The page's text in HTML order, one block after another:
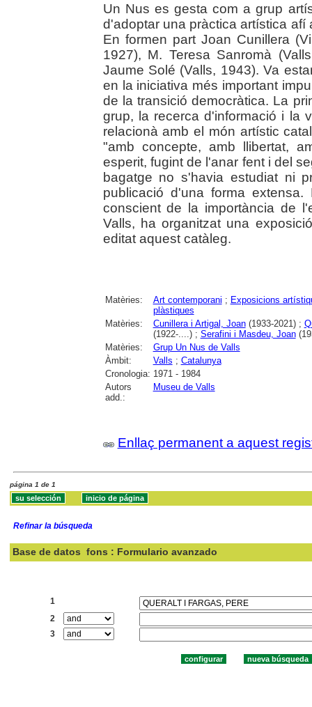
Un Nus es gesta com a grup
d'adoptar una pràctica artística
En formen part Joan Cunillera
1927), M. Teresa Sanromà
Jaume Solé (Valls, 1943). Va
en la iniciativa més important
de la transició democràtica. La
grup, la recerca d'informació i la
relacionà amb el món artístic
"amb concepte, amb llibertat,
esperit, fugint de l'anar fent i del
bagatge no s'havia estudiat ni
publicació d'una forma
conscient de la importància de
Valls, ha organitzat una
editat aquest catàleg.
Matèries: Art contemporani ; Exposicions
plàstiques
Matèries:
Cunillera i Artigal, Joan(1933-2021) ;
(1922-....) ; Serafini i Masdeu, Joan
Matèries:
Grup Un Nus de Valls
Àmbit:
Valls ; Catalunya
Cronologia: 1971 - 1984
Autors
add.:
Museu de Valls
Enllaç permanent a aquest
página 1 de 1
Refinar la búsqueda
Base de datos fons : Formulario avanzado
1
2
3